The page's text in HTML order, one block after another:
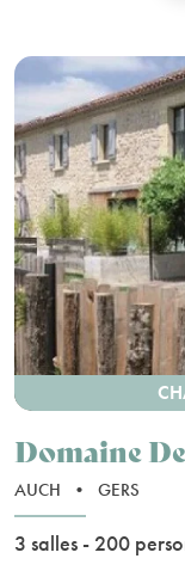
Domaine
AUCH • GERS
3 salles - 200